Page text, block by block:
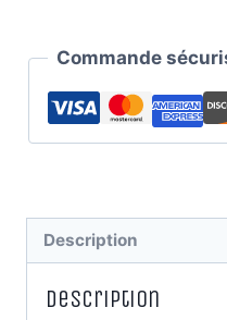
Commande
Description
Description